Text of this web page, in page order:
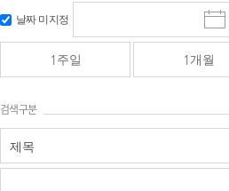
날짜 미지정
시
작
일
선
1주일 1개월
검색구분
제목